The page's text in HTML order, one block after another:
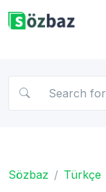
Sözbaz Türkçe